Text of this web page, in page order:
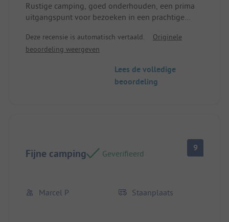
Rustige camping, goed onderhouden, een prima
uitgangspunt voor bezoeken in een prachtige
eigenaren. Kanaal en stadscentrum op
loopafstand.
landschap, mobile home goed uitgerust en
schoon, voldoet aan onze wensen.
Deze recensie is automatisch vertaald.
Originele
beoordeling weergeven
Lees de volledige
beoordeling
Fijne camping Geverifieerd
9
Marcel P Staanplaats